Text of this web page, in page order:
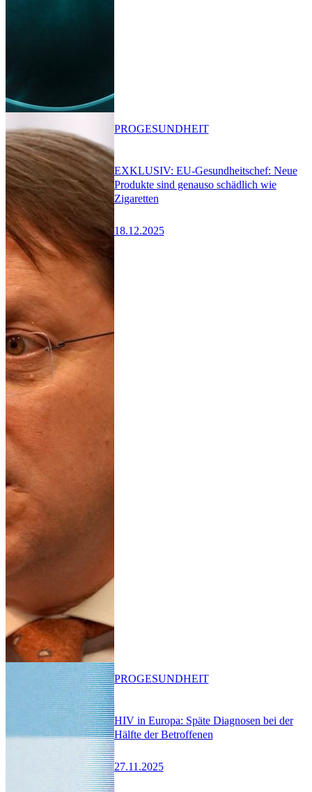
EXKLUSIV: EU-Gesundheitschef: Neue
Produkte sind genauso schädlich wie
Zigaretten
18.12.2025
PROGESUNDHEIT
HIV in Europa: Späte Diagnosen bei der
Hälfte der Betroffenen
27.11.2025
PROGESUNDHEIT